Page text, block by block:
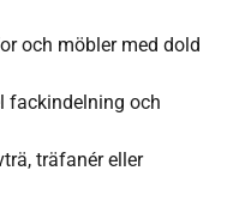
och möbler med dold
fackindelning och
träfanér eller